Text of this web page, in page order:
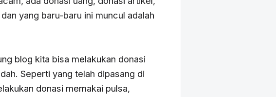
yang baru-baru ini muncul adalah
blog kita bisa melakukan donasi
Seperti yang telah dipasang di
donasi memakai pulsa,